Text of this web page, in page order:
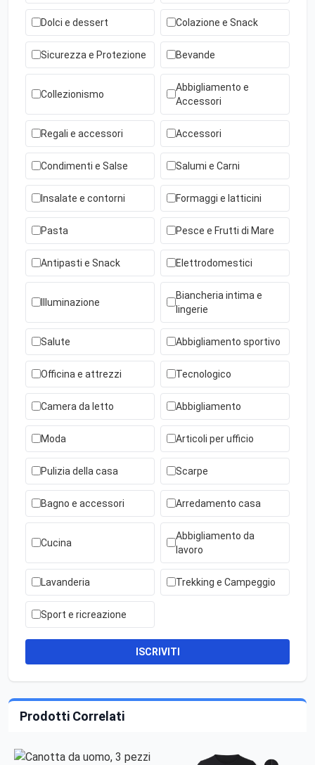
Dolci e dessert Colazione e Snack
Sicurezza e Protezione Bevande
Collezionismo
Abbigliamento e
Accessori
Regali e accessori Accessori
Condimenti e Salse Salumi e Carni
Insalate e contorni Formaggi e latticini
Pasta Pesce e Frutti di Mare
Antipasti e Snack Elettrodomestici
Illuminazione
Biancheria intima e
lingerie
Salute Abbigliamento sportivo
Officina e attrezzi Tecnologico
Camera da letto Abbigliamento
Moda Articoli per ufficio
Pulizia della casa Scarpe
Bagno e accessori Arredamento casa
Cucina
Abbigliamento da
lavoro
Lavanderia Trekking e Campeggio
Sport e ricreazione
ISCRIVITI
Prodotti Correlati